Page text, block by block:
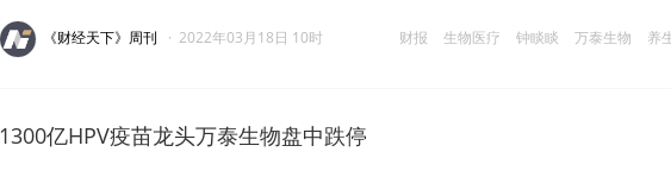
财报 生物医疗 钟睒睒 万泰生物 养
《财经天下》周刊 · 2022年03月18日 10时
1300亿HPV疫苗龙头万泰生物盘中跌停